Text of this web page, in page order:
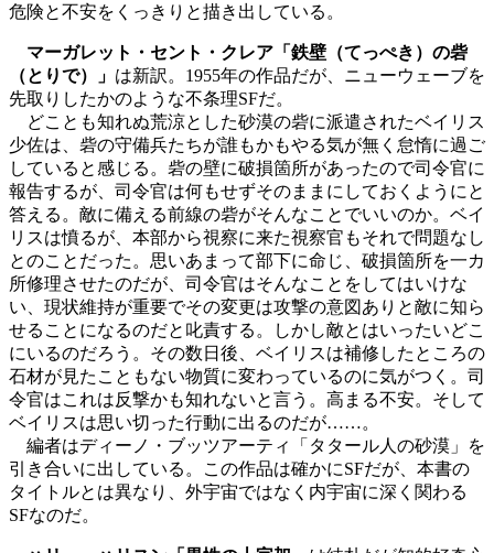
危険と不安をくっきりと描き出している。
マーガレット・セント・クレア「鉄壁（てっぺき）の砦
（とりで）」 は新訳。1955年の作品だが、ニューウェーブを
先取りしたかのような不条理SFだ。
どことも知れぬ荒涼とした砂漠の砦に派遣されたベイリス
少佐は、砦の守備兵たちが誰もかもやる気が無く怠惰に過ご
していると感じる。砦の壁に破損箇所があったので司令官に
報告するが、司令官は何もせずそのままにしておくようにと
答える。敵に備える前線の砦がそんなことでいいのか。ベイ
リスは憤るが、本部から視察に来た視察官もそれで問題なし
とのことだった。思いあまって部下に命じ、破損箇所を一カ
所修理させたのだが、司令官はそんなことをしてはいけな
い、現状維持が重要でその変更は攻撃の意図ありと敵に知ら
せることになるのだと叱責する。しかし敵とはいったいどこ
にいるのだろう。その数日後、ベイリスは補修したところの
石材が見たこともない物質に変わっているのに気がつく。司
令官はこれは反撃かも知れないと言う。高まる不安。そして
ベイリスは思い切った行動に出るのだが……。
編者はディーノ・ブッツアーティ「タタール人の砂漠」を
引き合いに出している。この作品は確かにSFだが、本書の
タイトルとは異なり、外宇宙ではなく内宇宙に深く関わる
SFなのだ。